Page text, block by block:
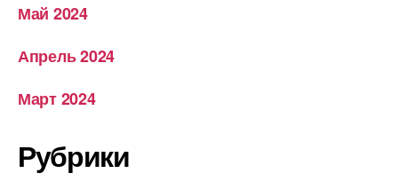
Май 2024
Апрель 2024
Март 2024
Рубрики